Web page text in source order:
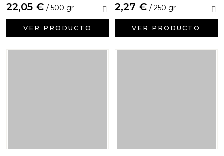
22,05 € / 500 gr
VER PRODUCTO
2,27 € / 250 gr
VER PRODUCTO